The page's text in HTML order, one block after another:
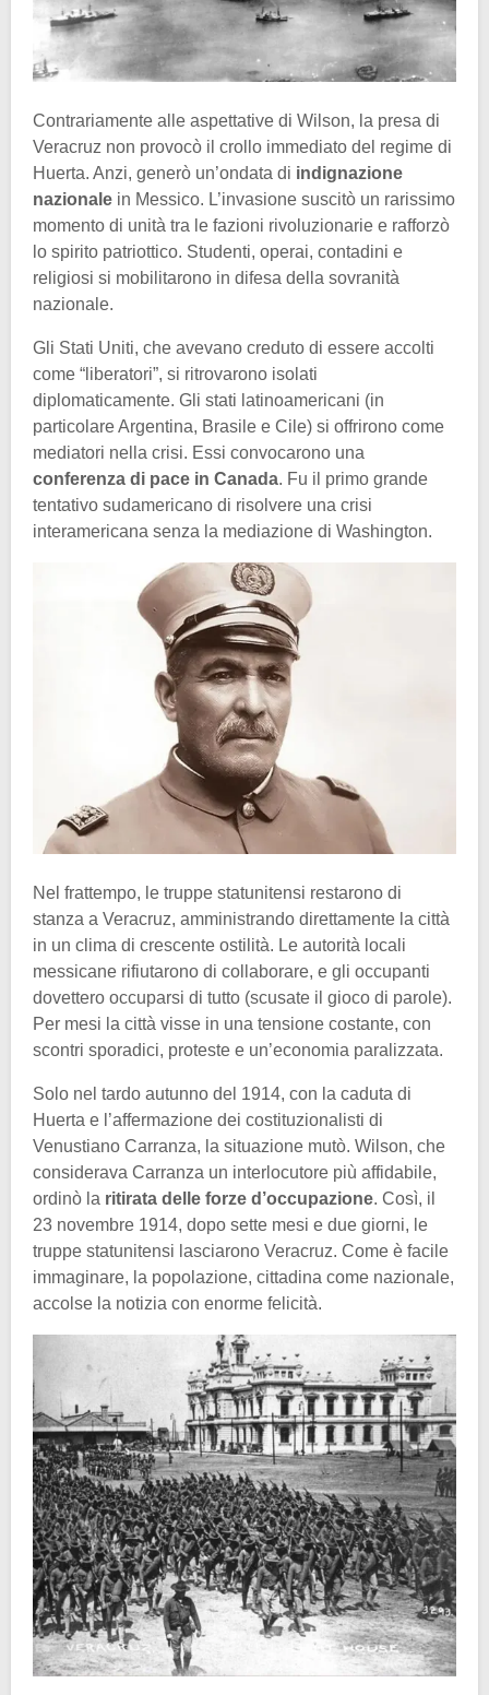
Contrariamente alle aspettative di Wilson, la presa di
Veracruz non provocò il crollo immediato del regime di
Huerta. Anzi, generò un’ondata di indignazione
nazionale in Messico. L’invasione suscitò un rarissimo
momento di unità tra le fazioni rivoluzionarie e rafforzò
lo spirito patriottico. Studenti, operai, contadini e
religiosi si mobilitarono in difesa della sovranità
nazionale.
Gli Stati Uniti, che avevano creduto di essere accolti
come “liberatori”, si ritrovarono isolati
diplomaticamente. Gli stati latinoamericani (in
particolare Argentina, Brasile e Cile) si offrirono come
mediatori nella crisi. Essi convocarono una
conferenza di pace in Canada. Fu il primo grande
tentativo sudamericano di risolvere una crisi
interamericana senza la mediazione di Washington.
Nel frattempo, le truppe statunitensi restarono di
stanza a Veracruz, amministrando direttamente la città
in un clima di crescente ostilità. Le autorità locali
messicane rifiutarono di collaborare, e gli occupanti
dovettero occuparsi di tutto (scusate il gioco di parole).
Per mesi la città visse in una tensione costante, con
scontri sporadici, proteste e un’economia paralizzata.
Solo nel tardo autunno del 1914, con la caduta di
Huerta e l’affermazione dei costituzionalisti di
Venustiano Carranza, la situazione mutò. Wilson, che
considerava Carranza un interlocutore più affidabile,
ordinò la ritirata delle forze d’occupazione. Così, il
23 novembre 1914, dopo sette mesi e due giorni, le
truppe statunitensi lasciarono Veracruz. Come è facile
immaginare, la popolazione, cittadina come nazionale,
accolse la notizia con enorme felicità.